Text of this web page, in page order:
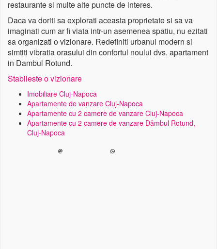
restaurante si multe alte puncte de interes.
Daca va doriti sa explorati aceasta proprietate si sa va
imaginati cum ar fi viata intr-un asemenea spatiu, nu ezitati
sa organizati o vizionare. Redefiniti urbanul modern si
simtiti vibratia orasului din confortul noului dvs. apartament
in Dambul Rotund.
Stabileste o vizionare
Imobiliare Cluj-Napoca
Apartamente de vanzare Cluj-Napoca
Apartamente cu 2 camere de vanzare Cluj-Napoca
Apartamente cu 2 camere de vanzare Dâmbul Rotund,
Cluj-Napoca